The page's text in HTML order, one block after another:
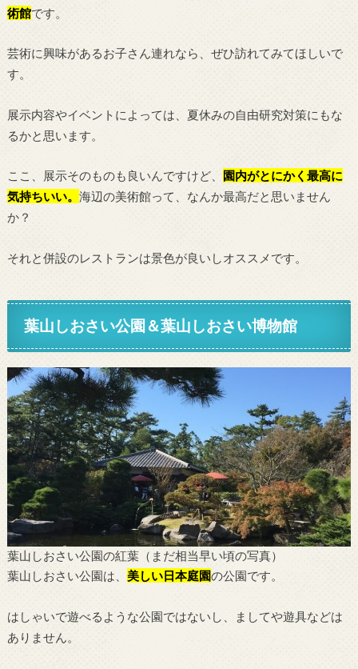
術館です。
芸術に興味があるお子さん連れなら、ぜひ訪れてみてほしいで
す。
展示内容やイベントによっては、夏休みの自由研究対策にもな
るかと思います。
ここ、展示そのものも良いんですけど、
園内がとにかく最高に
気持ちいい。 海辺の美術館って、なんか最高だと思いません
か？
それと併設のレストランは景色が良いしオススメです。
葉山しおさい公園＆葉山しおさい博物館
葉山しおさい公園の紅葉（まだ相当早い頃の写真）
葉山しおさい公園は、 美しい日本庭園の公園です。
はしゃいで遊べるような公園ではないし、ましてや遊具などは
ありません。